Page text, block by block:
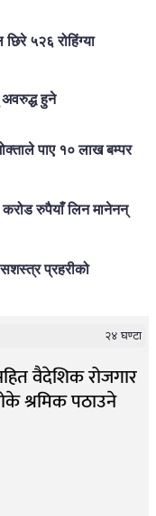
५२६ रोहिंग्या
अवरुद्ध हुने
पाए १० लाख बम्पर
करोड रुपैयाँ लिन मानेनन्
सशस्त्र प्रहरीको
२४ घण्टा
वैदेशिक रोजगार
श्रमिक पठाउने